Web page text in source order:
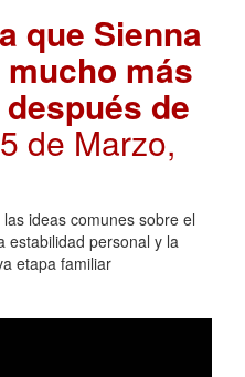
que Sienna
más
de
de Marzo,
ideas comunes sobre el
estabilidad personal y la
etapa familiar